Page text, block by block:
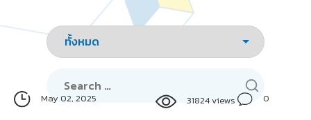
May 02, 2025 31824 views 0